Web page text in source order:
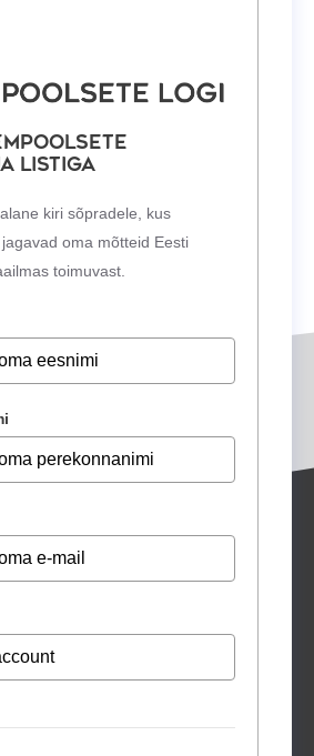
listiga
kiri sõpradele, kus
oma mõtteid Eesti
toimuvast.